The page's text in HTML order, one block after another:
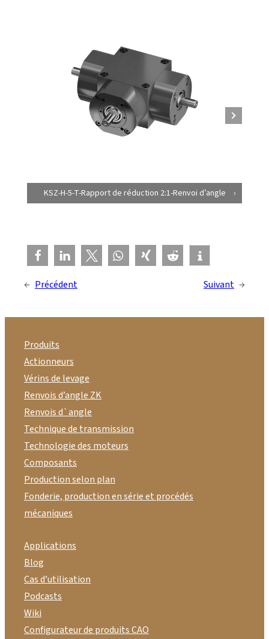
KSZ-H-5-T-Rapport de réduction 2:1-Renvoi d’angle
← Précédent Suivant →
Produits
Actionneurs
Vérins de levage
Renvois d’angle ZK
Renvois d`angle
Technique de transmission
Technologie des moteurs
Composants
Production selon plan
Fonderie, production en série et procédés
mécaniques
Applications
Blog
Cas d’utilisation
Podcasts
Wiki
Configurateur de produits CAO